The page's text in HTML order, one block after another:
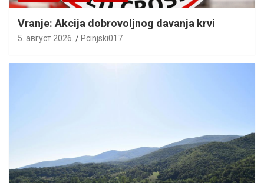
Vranje: Akcija dobrovoljnog davanja krvi
5. август 2026. Pcinjski017